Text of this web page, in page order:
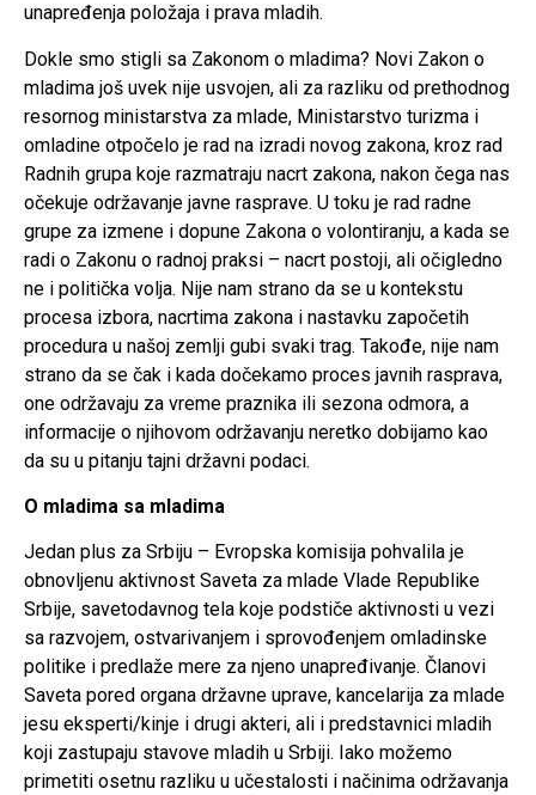
unapređenja položaja i prava mladih.
Dokle smo stigli sa Zakonom o mladima? Novi Zakon o
mladima još uvek nije usvojen, ali za razliku od prethodnog
resornog ministarstva za mlade, Ministarstvo turizma i
omladine otpočelo je rad na izradi novog zakona, kroz rad
Radnih grupa koje razmatraju nacrt zakona, nakon čega nas
očekuje održavanje javne rasprave. U toku je rad radne
grupe za izmene i dopune Zakona o volontiranju, a kada se
radi o Zakonu o radnoj praksi – nacrt postoji, ali očigledno
ne i politička volja. Nije nam strano da se u kontekstu
procesa izbora, nacrtima zakona i nastavku započetih
procedura u našoj zemlji gubi svaki trag. Takođe, nije nam
strano da se čak i kada dočekamo proces javnih rasprava,
one održavaju za vreme praznika ili sezona odmora, a
informacije o njihovom održavanju neretko dobijamo kao
da su u pitanju tajni državni podaci.
O mladima sa mladima
Jedan plus za Srbiju – Evropska komisija pohvalila je
obnovljenu aktivnost Saveta za mlade Vlade Republike
Srbije, savetodavnog tela koje podstiče aktivnosti u vezi
sa razvojem, ostvarivanjem i sprovođenjem omladinske
politike i predlaže mere za njeno unapređivanje. Članovi
Saveta pored organa državne uprave, kancelarija za mlade
jesu eksperti/kinje i drugi akteri, ali i predstavnici mladih
koji zastupaju stavove mladih u Srbiji. Iako možemo
primetiti osetnu razliku u učestalosti i načinima održavanja